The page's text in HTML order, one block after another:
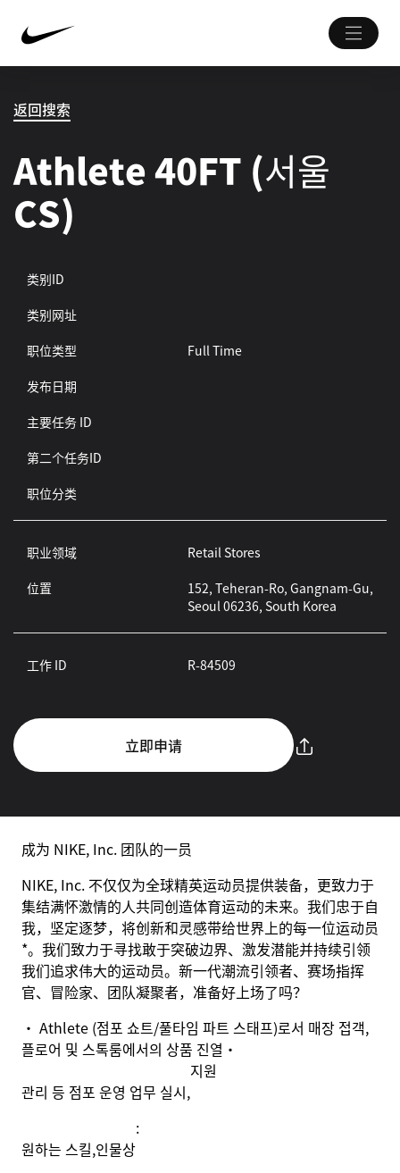
返回搜索
Athlete 40FT (서울
CS)
类别ID
类别网址
职位类型
Full Time
发布日期
主要任务 ID
第二个任务ID
职位分类
职业领域
Retail Stores
位置
152, Teheran-Ro, Gangnam-Gu,
Seoul 06236, South Korea
工作 ID R-84509
立即申请
成为 NIKE, Inc. 团队的一员
NIKE, Inc. 不仅仅为全球精英运动员提供装备，更致力于
集结满怀激情的人共同创造体育运动的未来。我们忠于自
我，坚定逐梦，将创新和灵感带给世界上的每一位运动员
*。我们致力于寻找敢于突破边界、激发潜能并持续引领
我们追求伟大的运动员。新一代潮流引领者、赛场指挥
官、冒险家、团队凝聚者，准备好上场了吗？
· Athlete (점포 쇼트/풀타임 파트 스태프)로서 매장 접객,
플로어 및 스톡룸에서의 상품 진열 ·
관리 등 점포 운영 업무 실시,
지원
원하는 스킬,인물상
: